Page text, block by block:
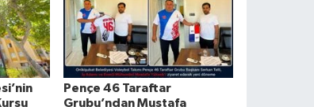
Pençe 46 Taraftar
Grubu’ndan Mustafa